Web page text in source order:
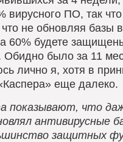
вирусного ПО, так
не обновляя базы
60% будете
было за 11
лично я, хотя в
еще далеко.
показывают, что
антивирусные
защитных